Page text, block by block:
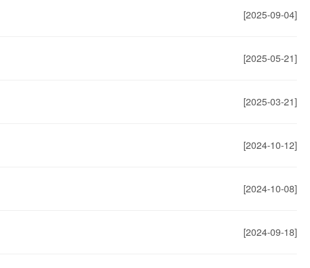
[2025-09-04]
[2025-05-21]
[2025-03-21]
[2024-10-12]
[2024-10-08]
[2024-09-18]